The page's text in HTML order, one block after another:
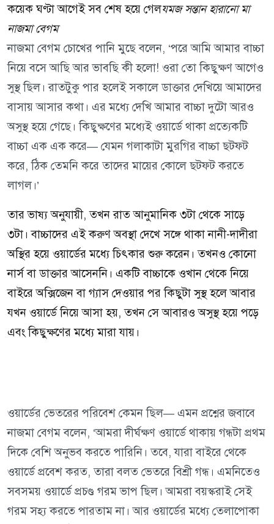
কয়েক ঘণ্টা আগেই সব শেষ হয়ে গেলযমজ সন্তান হারানো মা
নাজমা বেগম
নাজমা বেগম চোখের পানি মুছে বলেন, ‘পরে আমি আমার বাচ্চা
নিয়ে বসে আছি আর ভাবছি কী হলো! ওরা তো কিছুক্ষণ আগেও
সুস্থ ছিল। রাতটুকু পার হলেই সকালে ডাক্তার দেখিয়ে আমাদের
বাসায় আসার কথা। এর মধ্যে দেখি আমার বাচ্চা দুটো আরও
অসুস্থ হয়ে গেছে। কিছুক্ষণের মধ্যেই ওয়ার্ডে থাকা প্রত্যেকটি
বাচ্চা এক এক করে— যেমন গলাকাটা মুরগির বাচ্চা ছটফট
করে, ঠিক তেমনি করে তাদের মায়ের কোলে ছটফট করতে
লাগল।’
তার ভাষ্য অনুযায়ী, তখন রাত আনুমানিক ৩টা থেকে সাড়ে
৩টা। বাচ্চাদের এই করুণ অবস্থা দেখে সঙ্গে থাকা নানী-দাদীরা
অস্থির হয়ে ওয়ার্ডের মধ্যে চিৎকার শুরু করেন। তখনও কোনো
নার্স বা ডাক্তার আসেননি। একটি বাচ্চাকে ওখান থেকে নিয়ে
বাইরে অক্সিজেন বা গ্যাস দেওয়ার পর কিছুটা সুস্থ হলে আবার
যখন ওয়ার্ডে নিয়ে আসা হয়, তখন সে আবারও অসুস্থ হয়ে পড়ে
এবং কিছুক্ষণের মধ্যে মারা যায়।
ওয়ার্ডের ভেতরের পরিবেশ কেমন ছিল— এমন প্রশ্নের জবাবে
নাজমা বেগম বলেন, ‘আমরা দীর্ঘক্ষণ ওয়ার্ডে থাকায় গন্ধটা প্রথম
দিকে বেশি অনুভব করতে পারিনি। তবে, যারা বাইরে থেকে
ওয়ার্ডে প্রবেশ করত, তারা বলত ভেতরে বিশ্রী গন্ধ। এমনিতেও
সবসময় ওয়ার্ডে প্রচণ্ড গরম ভাপ ছিল। আমরা বয়স্করাই সেই
গরম সহ্য করতে পারতাম না। আর ওয়ার্ডের মধ্যে তেলাপোকা